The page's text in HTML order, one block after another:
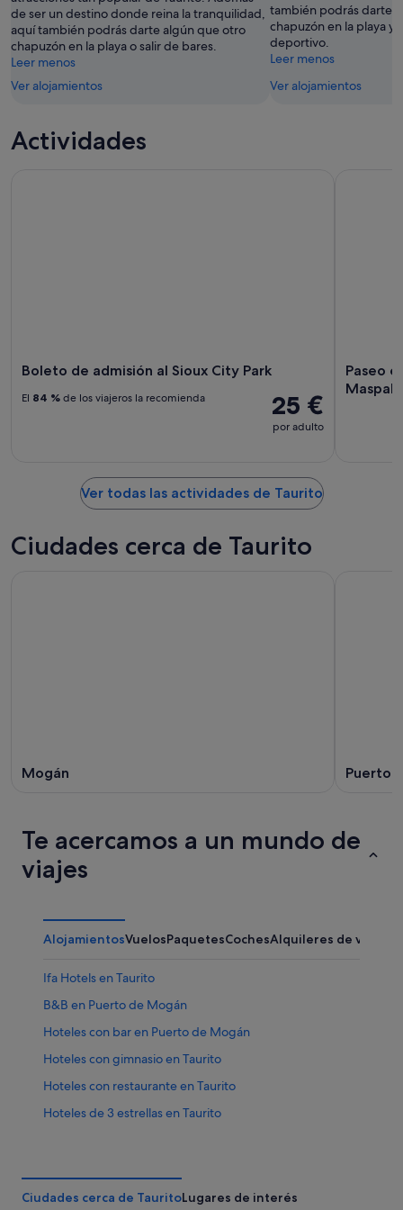
ago
ago
-
16
de ser un destino donde reina la tranquilidad,
aquí también podrás darte algún que otro
chapuzón en la playa o salir de bares.
Leer menos
Ver alojamientos
también podrás darte
chapuzón en la playa y
deportivo.
Leer menos
Ver alojamientos
Actividades
Boleto de admisión al Sioux City Park
25 €
por adulto
El 84 % de los viajeros la recomienda
Paseo
Ver todas las actividades de Taurito
Ciudades cerca de Taurito
Mogán Puerto
Te acercamos a un mundo de
viajes
AlojamientosVuelosPaquetesCochesAlquileres de
Ifa Hotels en Taurito
B&B en Puerto de Mogán
Hoteles con bar en Puerto de Mogán
Hoteles con gimnasio en Taurito
Hoteles con restaurante en Taurito
Hoteles de 3 estrellas en Taurito
Albergues en Taurito
Ciudades cerca de TauritoLugares de interés